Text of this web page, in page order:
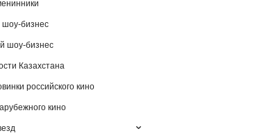
бизнес
шоу-бизнес
Казахстана
российского кино
кино